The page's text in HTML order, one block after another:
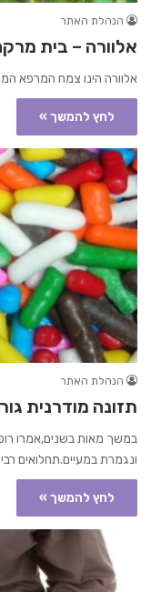
הנהלת האתר
אלוורה – בית
אלוורה הינו צמח המרפא
לחץ להמשך »
הנהלת האתר
תזונה מודרנית
במשך מאות בשנים,אמרו
ונגמרת במעיים.תחלואים
לחץ להמשך »